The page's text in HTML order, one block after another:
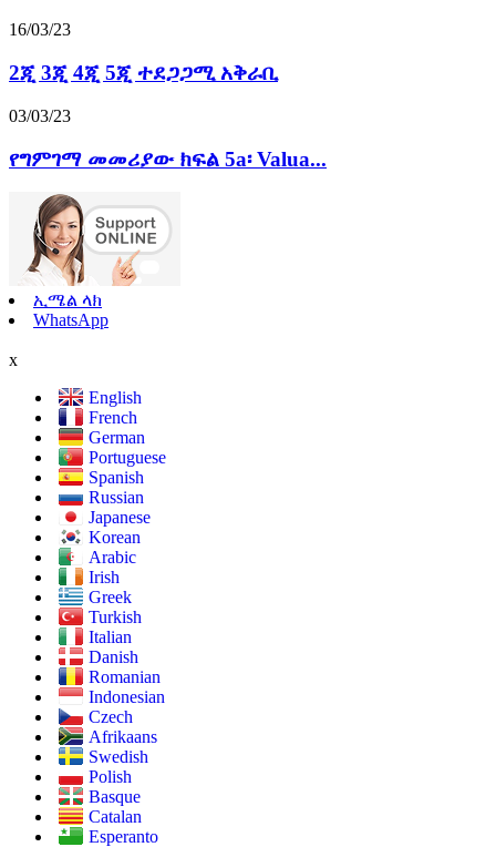
16/03/23
2ጂ 3ጂ 4ጂ 5ጂ ተደጋጋሚ አቅራቢ
03/03/23
የግምገማ መመሪያው ክፍል 5a፡ Valua...
ኢሜል ላክ
WhatsApp
x
English
French
German
Portuguese
Spanish
Russian
Japanese
Korean
Arabic
Irish
Greek
Turkish
Italian
Danish
Romanian
Indonesian
Czech
Afrikaans
Swedish
Polish
Basque
Catalan
Esperanto